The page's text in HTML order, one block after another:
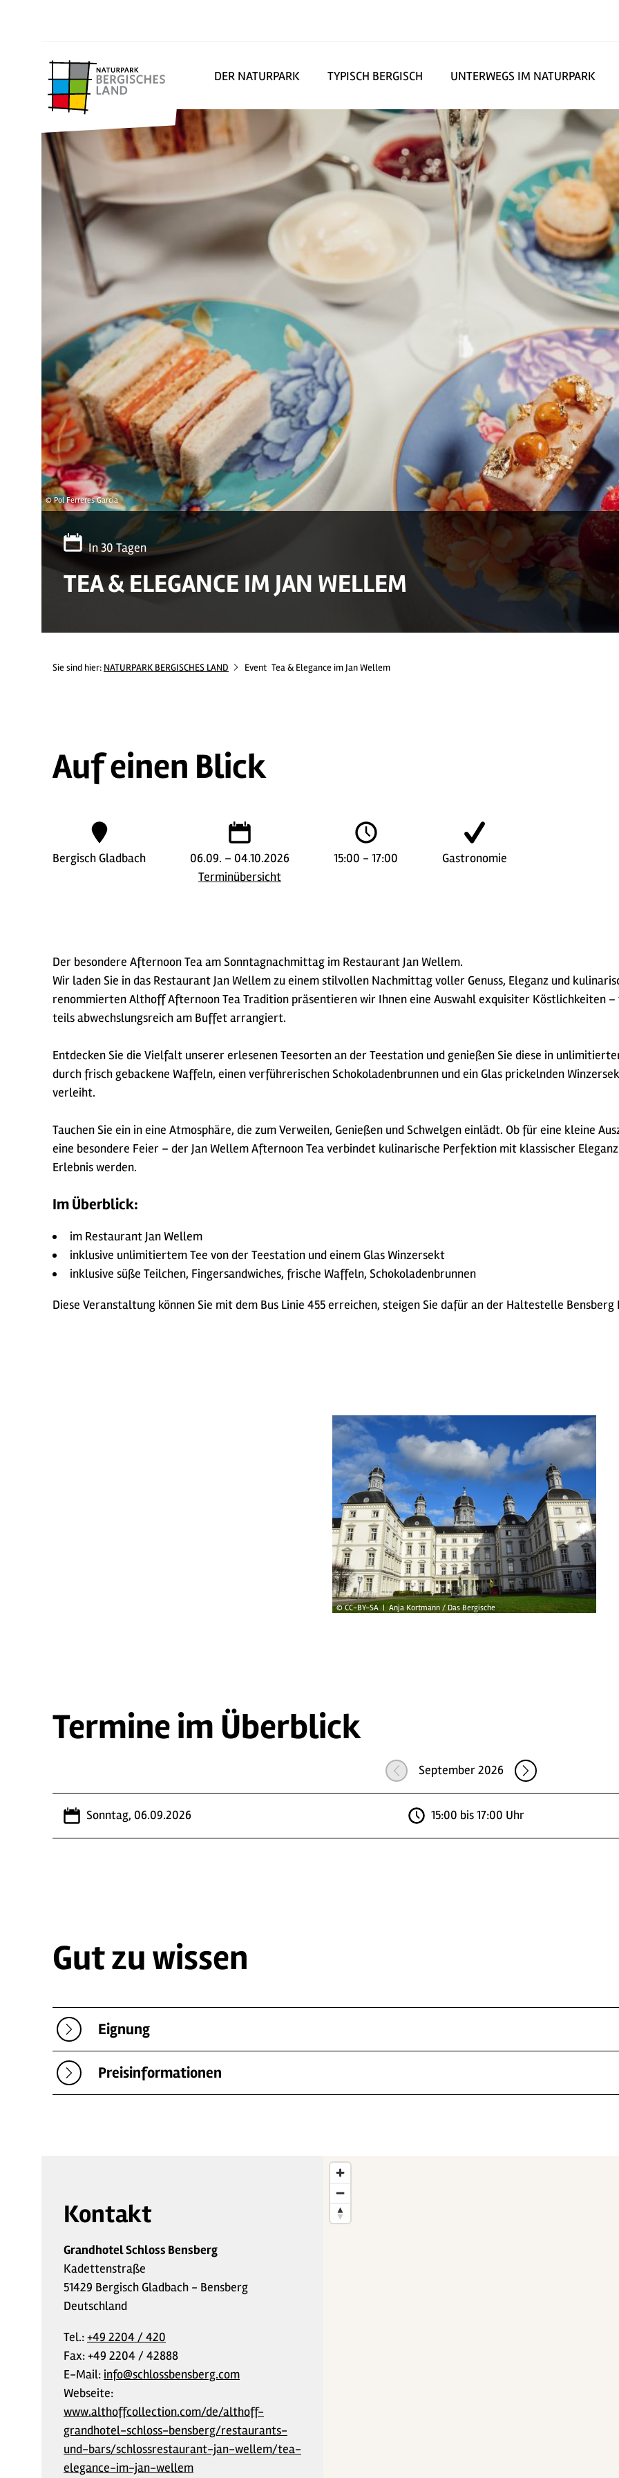
DER NATURPARK TYPISCH BERGISCH UNTERWEGS IM NATURPARK
© Pol Ferreres Garcia
In 30 Tagen
TEA & ELEGANCE IM JAN WELLEM
Sie sind hier: NATURPARK BERGISCHES LAND Event Tea & Elegance im Jan Wellem
Auf einen Blick
Bergisch Gladbach
06.09. – 04.10.2026
Terminübersicht
15:00 - 17:00 Gastronomie
Der besondere Afternoon Tea am Sonntagnachmittag im Restaurant Jan Wellem.
Wir laden Sie in das Restaurant Jan Wellem zu einem stilvollen Nachmittag voller Genuss, Eleganz und
renommierten Althoff Afternoon Tea Tradition präsentieren wir Ihnen eine Auswahl exquisiter Köstlichkeiten
teils abwechslungsreich am Buffet arrangiert.
Entdecken Sie die Vielfalt unserer erlesenen Teesorten an der Teestation und genießen Sie diese in
durch frisch gebackene Waffeln, einen verführerischen Schokoladenbrunnen und ein Glas prickelnden
verleiht.
Tauchen Sie ein in eine Atmosphäre, die zum Verweilen, Genießen und Schwelgen einlädt. Ob für eine kleine
eine besondere Feier – der Jan Wellem Afternoon Tea verbindet kulinarische Perfektion mit klassischer
Erlebnis werden.
Im Überblick:
im Restaurant Jan Wellem
inklusive unlimitiertem Tee von der Teestation und einem Glas Winzersekt
inklusive süße Teilchen, Fingersandwiches, frische Waffeln, Schokoladenbrunnen
Diese Veranstaltung können Sie mit dem Bus Linie 455 erreichen, steigen Sie dafür an der Haltestelle Bensberg
© CC-BY-SA | Anja Kortmann / Das Bergische
Termine im Überblick
September 2026
Sonntag, 06.09.2026 15:00 bis 17:00 Uhr
Gut zu wissen
Eignung
Preisinformationen
Kontakt
Grandhotel Schloss Bensberg
Kadettenstraße
51429 Bergisch Gladbach - Bensberg
Deutschland
Tel.:+49 2204 / 420
Fax:+49 2204 / 42888
E-Mail: info@schlossbensberg.com
Webseite:
www.althoffcollection.com/de/althoff-
grandhotel-schloss-bensberg/restaurants-
und-bars/schlossrestaurant-jan-wellem/tea-
elegance-im-jan-wellem